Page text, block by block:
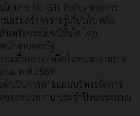
โยบาย No Gift Policy จากการ
สริมสร้างความรู้เกี่ยวกับหลัก
หรือประโยชน์อื่นใด โดย
นักงานของรัฐ
ามเสี่ยงการทุจริตในหน่วยงานภาค
าณ พ.ศ.2569
ดำเนินการตามแผนบริหารจัดการ
ของหน่วยงาน ประจำปีงบประมาณ